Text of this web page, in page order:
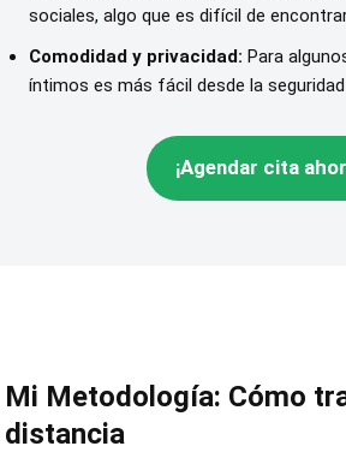
sociales, algo que es difícil de
Comodidad y privacidad: Para
íntimos es más fácil desde la
¡Agendar cita
Mi Metodología: Cómo
distancia